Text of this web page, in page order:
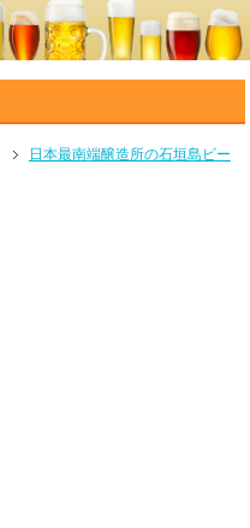
日本最南端醸造所の石垣島ビー